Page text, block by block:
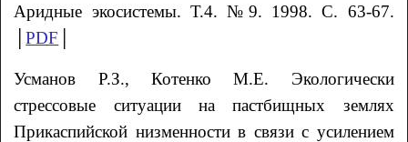
Аридные экосистемы. Т.4. №9. 1998. С. 63-67.
│PDF
Усманов Р.З., Котенко М.Е. Экологически
стрессовые ситуации на пастбищных землях
Прикаспийской низменности в связи с усилением